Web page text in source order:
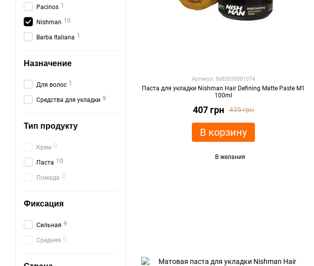
Артикул: 8682035081074
Паста для укладки Nishman Hair Defining Matte Paste M1
100ml
435 грн
407 грн
В корзину
В желания
Pacinos 1
Nishman 10
Barba Italiana 1
Назначение
Для волос 1
Средства для укладки 9
Тип продукту
Крем 0
Паста 10
Помада 0
Фиксация
Сильная 9
Средняя 0